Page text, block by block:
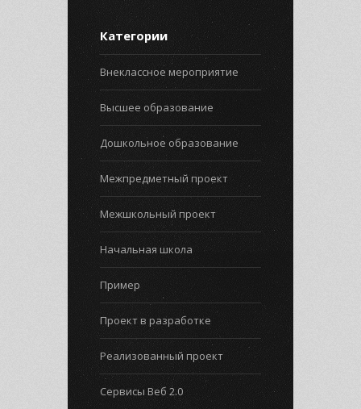
Категории
Внеклассное мероприятие
Высшее образование
Дошкольное образование
Межпредметный проект
Межшкольный проект
Начальная школа
Пример
Проект в разработке
Реализованный проект
Сервисы Веб 2.0